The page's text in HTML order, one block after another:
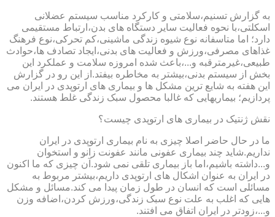
به گزارش تسنیم،سلامتی و کارکرد مناسب سیستم عضلانی
اسکلتی،با نحوه فعالیت سایر دستگاه های بدن،ارتباط مستقیمی
دارد؛ اما متاسفانه نوع شیوه زندگی ماشینی،کم تحرکی،نوع فرهنگ
غذاهای مصرفی،ورزش و فعالیت های بدنی،ایجاد تصادف ها،حوادث
طبیعی،غیرمترقبه و...،باعث شده امروزه سلامت و عملکرد این
بخش از سیستم بدنی،بیشتر به مخاطره بیفتد.از این رو در گزارش
این هفته به شایع ترین مشکل ها و بیماری های ارتوپدی در ایران می
پردازیم؛ بیماریهایی که غالبا محصول سبک زندگی غلط هستند.
نقش ژنتیک در بیماری های ارتوپدی چیست؟
ما در حال حاضر اصلا چیزی به نام بیماری ارتوپدی در ایران
نداریم.شاید چند بیماری عفونی مانند عفونت زانو و استخوان
و...داشته باشیم،اما باز بیماری تلقی نمی شود.آن چیزی که ما اکنون
در ایران به عنوان اشکال های ارتوپدی داریم،بیشتر مربوط به
مسائلی است که انسان در طول زمان پیدا می کند.مسائل و مشکل
هایی که اغلب به علت نوع سبک زندگی،ورزش کردن،اضافه وزن
و...،زودتر در ایران اتفاق می افتند.